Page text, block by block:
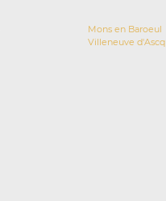
Mons en Baroeul
Villeneuve d'Ascq